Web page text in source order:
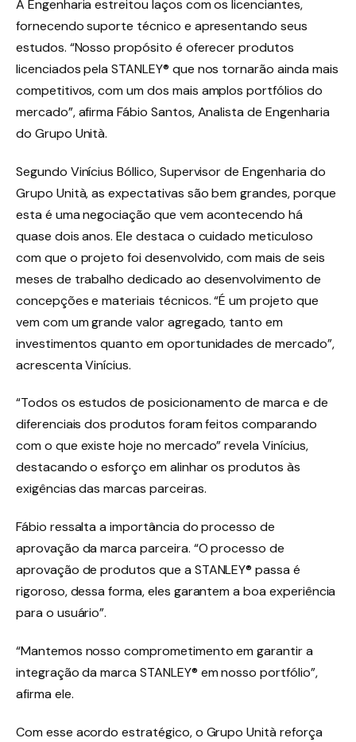
A Engenharia estreitou laços com os licenciantes,
fornecendo suporte técnico e apresentando seus
estudos. “Nosso propósito é oferecer produtos
licenciados pela STANLEY® que nos tornarão ainda mais
competitivos, com um dos mais amplos portfólios do
mercado”, afirma Fábio Santos, Analista de Engenharia
do Grupo Unità.
Segundo Vinícius Bóllico, Supervisor de Engenharia do
Grupo Unità, as expectativas são bem grandes, porque
esta é uma negociação que vem acontecendo há
quase dois anos. Ele destaca o cuidado meticuloso
com que o projeto foi desenvolvido, com mais de seis
meses de trabalho dedicado ao desenvolvimento de
concepções e materiais técnicos. “É um projeto que
vem com um grande valor agregado, tanto em
investimentos quanto em oportunidades de mercado”,
acrescenta Vinícius.
“Todos os estudos de posicionamento de marca e de
diferenciais dos produtos foram feitos comparando
com o que existe hoje no mercado” revela Vinícius,
destacando o esforço em alinhar os produtos às
exigências das marcas parceiras.
Fábio ressalta a importância do processo de
aprovação da marca parceira. “O processo de
aprovação de produtos que a STANLEY® passa é
rigoroso, dessa forma, eles garantem a boa experiência
para o usuário”.
“Mantemos nosso comprometimento em garantir a
integração da marca STANLEY® em nosso portfólio”,
afirma ele.
Com esse acordo estratégico, o Grupo Unità reforça